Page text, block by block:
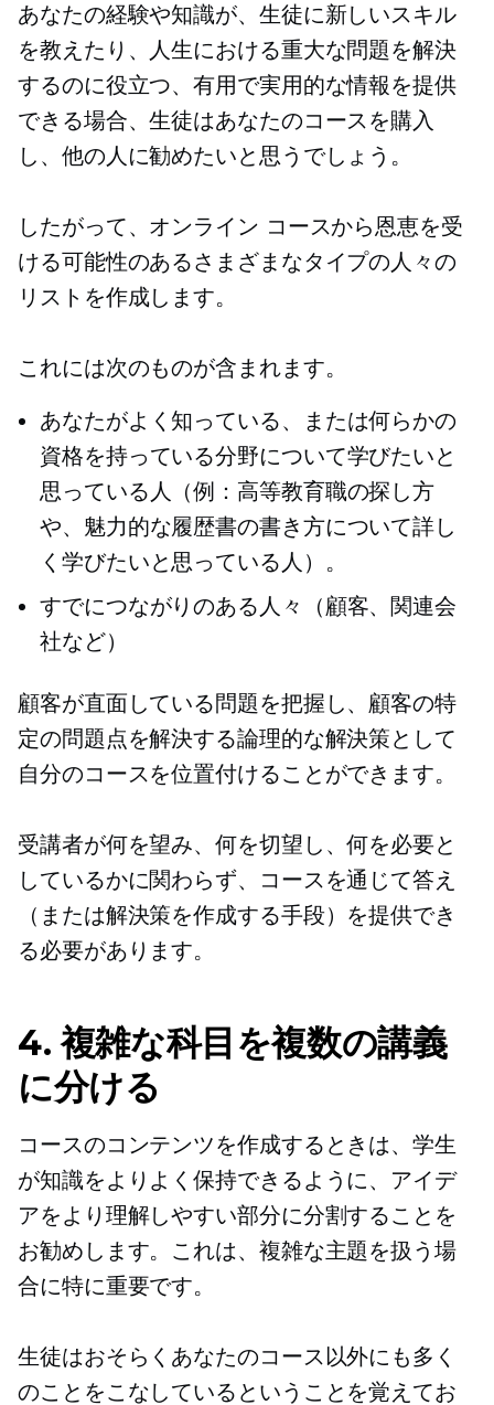
あなたの経験や知識が、生徒に新しいスキル
を教えたり、人生における重大な問題を解決
するのに役立つ、有用で実用的な情報を提供
できる場合、生徒はあなたのコースを購入
し、他の人に勧めたいと思うでしょう。
したがって、オンライン コースから恩恵を受
ける可能性のあるさまざまなタイプの人々の
リストを作成します。
これには次のものが含まれます。
あなたがよく知っている、または何らかの
資格を持っている分野について学びたいと
思っている人（例：高等教育職の探し方
や、魅力的な履歴書の書き方について詳し
く学びたいと思っている人）。
すでにつながりのある人々（顧客、関連会
社など）
顧客が直面している問題を把握し、顧客の特
定の問題点を解決する論理的な解決策として
自分のコースを位置付けることができます。
受講者が何を望み、何を切望し、何を必要と
しているかに関わらず、コースを通じて答え
（または解決策を作成する手段）を提供でき
る必要があります。
4. 複雑な科目を複数の講義
に分ける
コースのコンテンツを作成するときは、学生
が知識をよりよく保持できるように、アイデ
アをより理解しやすい部分に分割することを
お勧めします。これは、複雑な主題を扱う場
合に特に重要です。
生徒はおそらくあなたのコース以外にも多く
のことをこなしているということを覚えてお